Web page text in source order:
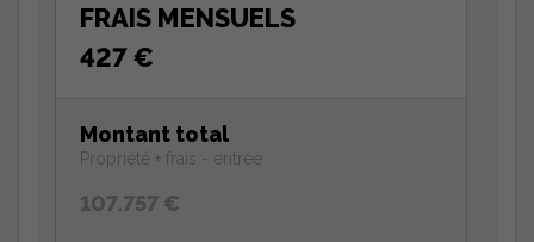
FRAIS MENSUELS
427 €
Montant total
Propriété + frais - entrée
107.757 €